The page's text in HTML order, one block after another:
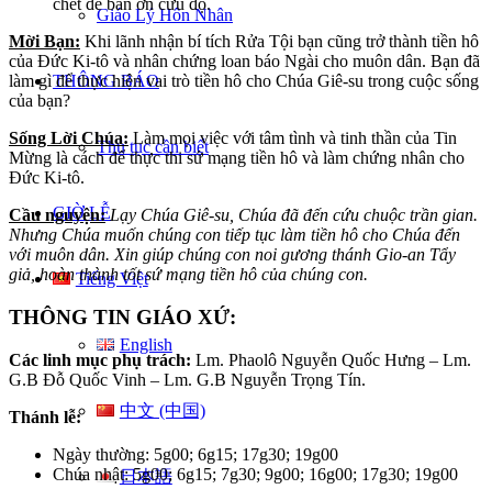
Giáo Lý Hôn Nhân
THÔNG BÁO
Thủ tục cần biết
GIỜ LỄ
Tiếng Việt
English
中文 (中国)
日本語
chết để ban ơn cứu độ.
Mời Bạn: Khi lãnh nhận bí tích Rửa Tội bạn cũng trở thành tiền hô
của Đức Ki-tô và nhân chứng loan báo Ngài cho muôn dân. Bạn đã
làm gì để thực hiện vai trò tiền hô cho Chúa Giê-su trong cuộc sống
của bạn?
Sống Lời Chúa:Làm mọi việc với tâm tình và tinh thần của Tin
Mừng là cách để thực thi sứ mạng tiền hô và làm chứng nhân cho
Đức Ki-tô.
Cầu nguyện: Lạy Chúa Giê-su, Chúa đã đến cứu chuộc trần gian.
Nhưng Chúa muốn chúng con tiếp tục làm tiền hô cho Chúa đến
với muôn dân. Xin giúp chúng con noi gương thánh Gio-an Tẩy
giả, hoàn thành tốt sứ mạng tiền hô của chúng con.
THÔNG TIN GIÁO XỨ:
Các linh mục phụ trách: Lm. Phaolô Nguyễn Quốc Hưng – Lm.
G.B Đỗ Quốc Vinh – Lm. G.B Nguyễn Trọng Tín.
Thánh lễ:
Ngày thường: 5g00; 6g15; 17g30; 19g00
Chúa nhật: 5g00; 6g15; 7g30; 9g00; 16g00; 17g30; 19g00